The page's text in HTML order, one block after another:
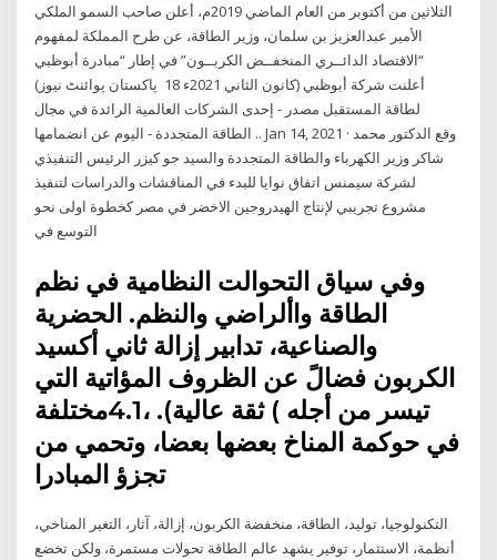
الثلاثين من أكتوبر من العام الماضي 2019م، أعلن صاحب السمو الملكي
الأمير عبدالعزيز بن سلمان، وزير الطاقة، عن طرح المملكة لمفهوم
“الاقتصاد الدائــري المنخفــض الكربــون” في إطار “مبادرة أبوظبي
(پاکستان پوائنٹ نیوز ‎‎‎ 18 كانون الثاني 2021ء) أعلنت شركة أبوظبي
لطاقة المستقبل مصدر - إحدى الشركات العالمية الرائدة في مجال
الطاقة المتجددة - اليوم عن انضمامها .. Jan 14, 2021 · وقع الدكتور محمد
شاكر وزير الكهرباء والطاقة المتجددة والسيد جو كيزر الرئيس التنفيذي
لشركة سيمنس اتفاق نوايا للبدء في المناقشات والدراسات لتنفيذ
مشروع تجريبي لإنتاج الهيدروجين الاخضر في مصر كخطوة اولى نحو
التوسع في
وفي سياق التحوالت النظامية في نظم
الطاقة واألراضي والنظم. الحضرية
والصناعية، تدابير إزالة ثاني أكسيد
الكربون فضالً عن الظروف المؤاتية التي
تيسر من أجله ) ثقة عالية). ،4.1مختلفة
في حوكمة المناخ بعضها بعضا، وتحمي من
تجزؤ المبادرا
التكنولوجيا، توليد، الطاقة، منخفضة الكربون، إزالة، آثار، التغير المناخي،
أنظمة، الاستثمار، توفير يشهد عالم الطاقة تحولات مستمرة، ولكن تخضع